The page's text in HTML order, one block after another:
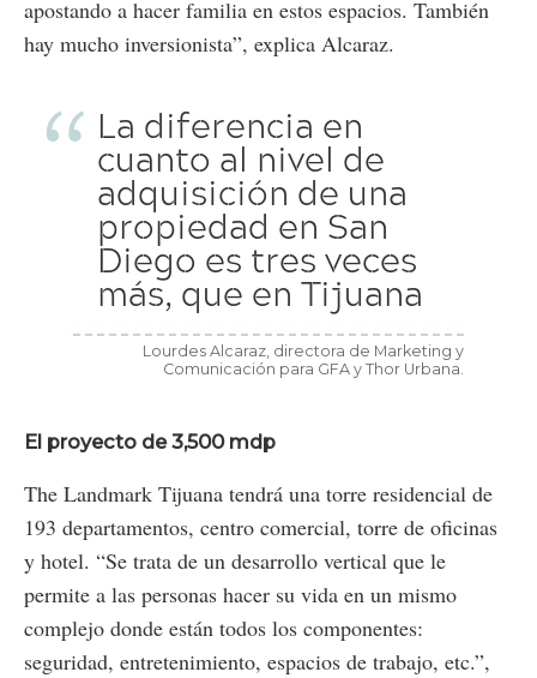
apostando a hacer familia en estos espacios. También
hay mucho inversionista”, explica Alcaraz.
La diferencia en
cuanto al nivel de
adquisición de una
propiedad en San
Diego es tres veces
más, que en Tijuana
Lourdes Alcaraz, directora de Marketing y
Comunicación para GFA y Thor Urbana.
El proyecto de 3,500 mdp
The Landmark Tijuana tendrá una torre residencial de
193 departamentos, centro comercial, torre de oficinas
y hotel. “Se trata de un desarrollo vertical que le
permite a las personas hacer su vida en un mismo
complejo donde están todos los componentes:
seguridad, entretenimiento, espacios de trabajo, etc.”,